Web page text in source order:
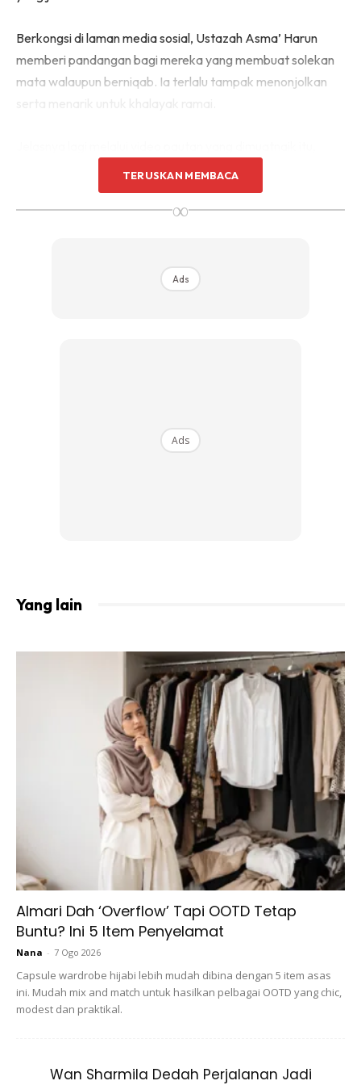
Berkongsi di laman media sosial, Ustazah Asma’ Harun
memberi pandangan bagi mereka yang membuat solekan
mata walaupun berniqab. Ia terlalu tampak menonjolkan
bahagian mata serta mulut adalah antara ciri muka yang
paling menarik. Bahkan, orang mudah tertarik untuk melihat
kedua bahagian itu.
Katanya lagi, pemakaian niqab itu pada dasarnya untuk
individu yang mengenakan pemakaian niqab. Maka niat di
situ patut di nilai terlebih dahulu.
“Pakai niqab tetapi mata sangat cantik. Tujuan pakai niqab
untuk tidak menarik perhatian. Mata dengan mulut tarikan
yang kuat bagi wajah, sama ada lelaki ataupun perempuan,
“Saya bukan tujukan kepada wanita pakai niqab saja..
semua wanita lah. Cuma bila pakai niqab, keinginan lelaki
untuk melihat kecantikan wanita itu kadang-kadang lebih.’
katanya.
TERUSKAN MEMBACA
∞
Ads
Ads
Yang lain
Almari Dah ‘Overflow’ Tapi OOTD Tetap
Buntu? Ini 5 Item Penyelamat
Nana - 7 Ogo 2026
Capsule wardrobe hijabi lebih mudah dibina dengan 5 item asas
ini. Mudah mix and match untuk hasilkan pelbagai OOTD yang chic,
modest dan praktikal.
Wan Sharmila Dedah Perjalanan Jadi